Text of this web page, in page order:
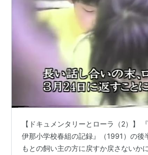
【ドキュメンタリーとローラ（2）】
伊那小学校春組の記録』（1991）の後
もとの飼い主の方に戻すか戻さないか